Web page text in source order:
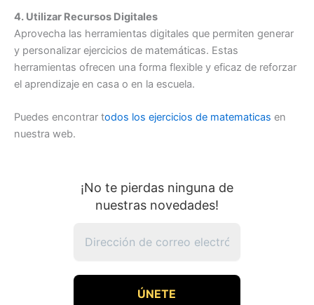
4. Utilizar Recursos Digitales
Aprovecha las herramientas digitales que permiten generar
y personalizar ejercicios de matemáticas. Estas
herramientas ofrecen una forma flexible y eficaz de reforzar
el aprendizaje en casa o en la escuela.
Puedes encontrar todos los ejercicios de matematicas en
nuestra web.
¡No te pierdas ninguna de
nuestras novedades!